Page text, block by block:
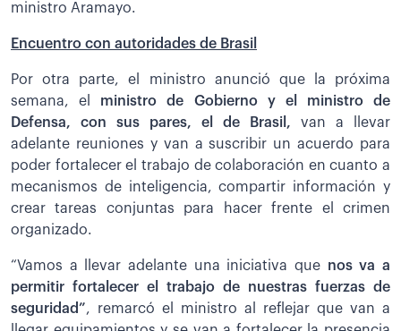
ministro Aramayo.
Encuentro con autoridades de Brasil
Por otra parte, el ministro anunció que la próxima
semana, el ministro de Gobierno y el ministro de
Defensa, con sus pares, el de Brasil, van a llevar
adelante reuniones y van a suscribir un acuerdo para
poder fortalecer el trabajo de colaboración en cuanto a
mecanismos de inteligencia, compartir información y
crear tareas conjuntas para hacer frente el crimen
organizado.
“Vamos a llevar adelante una iniciativa que nos va a
permitir fortalecer el trabajo de nuestras fuerzas de
seguridad”, remarcó el ministro al reflejar que van a